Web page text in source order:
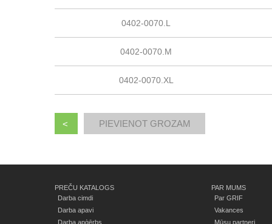
0402-0070.L
0402-0070.M
0402-0070.XL
<
PREČU KATALOGS
Darba cimdi
Darba apavi
Darba apģērbs
PAR MUMS
Par GRIF
Vakances
Mūsu partneri